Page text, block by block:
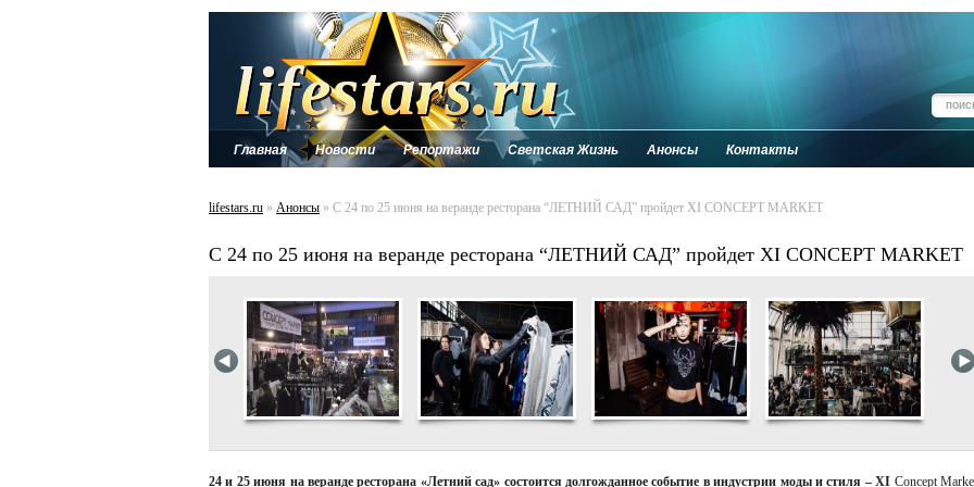
Главная Новости Репортажи Светская Жизнь Анонсы Контакты
lifestars.ru » Анонсы » С 24 по 25 июня на веранде ресторана “ЛЕТНИЙ САД” пройдет XI CONCEPT MARKET
С 24 по 25 июня на веранде ресторана “ЛЕТНИЙ САД” пройдет XI CONCEPT MARKET
24 и 25 июня на веранде ресторана «Летний сад» состоится долгожданное событие в индустрии моды и стиля –XI Concept